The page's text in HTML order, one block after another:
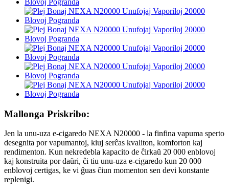
Mallonga Priskribo:
Jen la unu-uza e-cigaredo NEXA N20000 - la finfina vapuma sperto
desegnita por vapumantoj, kiuj serĉas kvaliton, komforton kaj
rendimenton. Kun nekredebla kapacito de ĉirkaŭ 20 000 enblovoj
kaj konstruita por daŭri, ĉi tiu unu-uza e-cigaredo kun 20 000
enblovoj certigas, ke vi ĝuas ĉiun momenton sen devi konstante
replenigi.